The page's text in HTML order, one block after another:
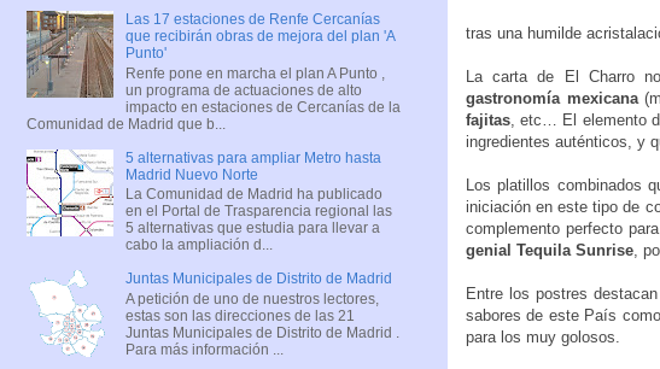
tras una humilde
La carta de El Charro
gastronomía mexicana
fajitas , etc… El elemento
ingredientes auténticos, y
Los platillos combinados
iniciación en este tipo de
complemento perfecto
genial Tequila Sunrise ,
Entre los postres destacan
sabores de este País
para los muy golosos.
Las 17 estaciones de Renfe Cercanías
que recibirán obras de mejora del plan 'A
Punto'
Renfe pone en marcha el plan A Punto ,
un programa de actuaciones de alto
impacto en estaciones de Cercanías de la
Comunidad de Madrid que b...
5 alternativas para ampliar Metro hasta
Madrid Nuevo Norte
La Comunidad de Madrid ha publicado
en el Portal de Trasparencia regional las
5 alternativas que estudia para llevar a
cabo la ampliación d...
Juntas Municipales de Distrito de Madrid
A petición de uno de nuestros lectores,
estas son las direcciones de las 21
Juntas Municipales de Distrito de Madrid .
Para más información ...